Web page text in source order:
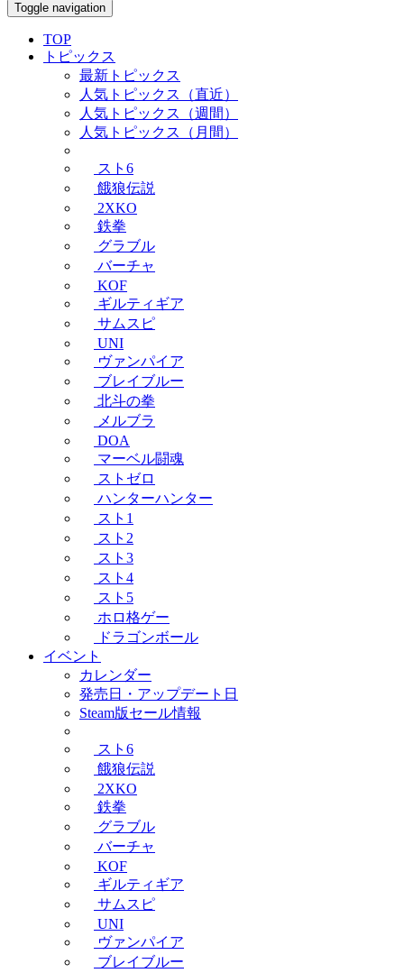
Toggle navigation
TOP
トピックス
最新トピックス
人気トピックス（直近）
人気トピックス（週間）
人気トピックス（月間）
スト6
餓狼伝説
2XKO
鉄拳
グラブル
バーチャ
KOF
ギルティギア
サムスピ
UNI
ヴァンパイア
ブレイブルー
北斗の拳
メルブラ
DOA
マーベル闘魂
ストゼロ
ハンターハンター
スト1
スト2
スト3
スト4
スト5
ホロ格ゲー
ドラゴンボール
イベント
カレンダー
発売日・アップデート日
Steam版セール情報
スト6
餓狼伝説
2XKO
鉄拳
グラブル
バーチャ
KOF
ギルティギア
サムスピ
UNI
ヴァンパイア
ブレイブルー